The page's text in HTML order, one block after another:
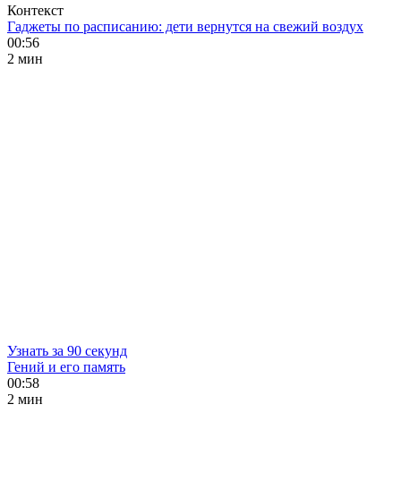
Контекст
Гаджеты по расписанию: дети вернутся на свежий воздух
00:56
2 мин
Узнать за 90 секунд
Гений и его память
00:58
2 мин